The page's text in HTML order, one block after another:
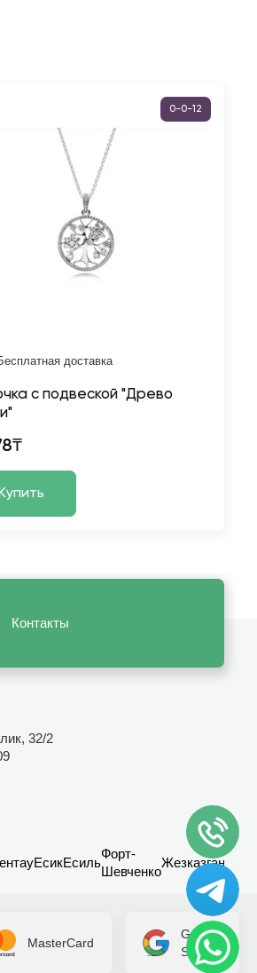
0-0-12
доставка
с подвеской "Древо
Контакты
32/2
ЕсикЕсиль
Форт-
Шевченко
Жезказган
MasterCard
Google
Secure